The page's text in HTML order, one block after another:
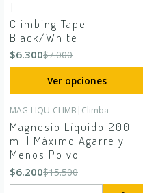
|
Climbing Tape
Black/White
$6.300$7.000
Ver opciones
OFF
MAG-LIQU-CLIMB | Climba
Magnesio Líquido 200
ml | Máximo Agarre y
Menos Polvo
$6.200$15.500